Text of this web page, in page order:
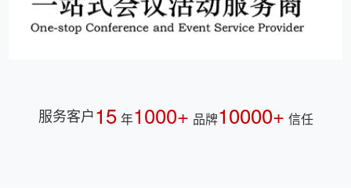
服务客户15 年1000+ 品牌10000+ 信任